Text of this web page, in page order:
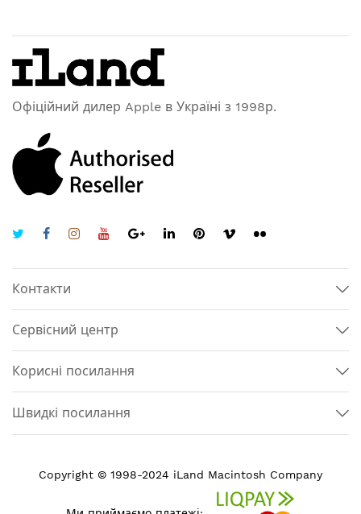
Офіційний дилер Apple в Україні з 1998р.
Контакти
Сервісний центр
Корисні посилання
Швидкі посилання
Copyright © 1998-2024 iLand Macintosh Company